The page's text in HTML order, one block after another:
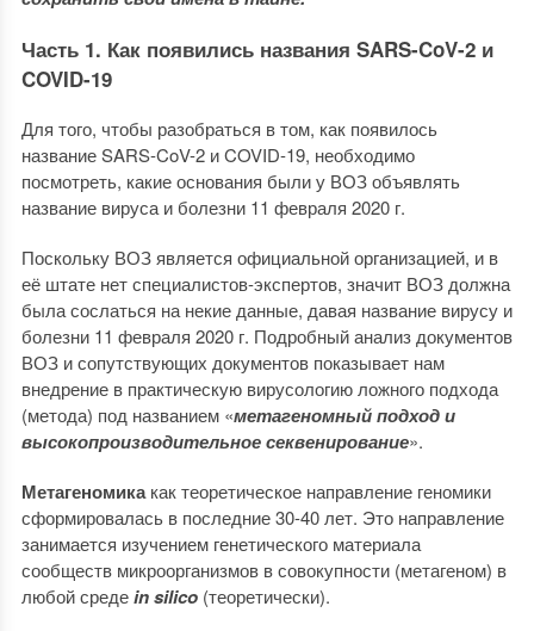
Часть 1. Как появились названия SARS-CoV-2 и
COVID-19
Для того, чтобы разобраться в том, как появилось
название SARS-CoV-2 и COVID-19, необходимо
посмотреть, какие основания были у ВОЗ объявлять
название вируса и болезни 11 февраля 2020 г.
Поскольку ВОЗ является официальной организацией, и в
её штате нет специалистов-экспертов, значит ВОЗ должна
была сослаться на некие данные, давая название вирусу и
болезни 11 февраля 2020 г. Подробный анализ документов
ВОЗ и сопутствующих документов показывает нам
внедрение в практическую вирусологию ложного подхода
(метода) под названием «метагеномный подход и
высокопроизводительное секвенирование».
Метагеномикакак теоретическое направление геномики
сформировалась в последние 30-40 лет. Это направление
занимается изучением генетического материала
сообществ микроорганизмов в совокупности (метагеном) в
любой средеin silico(теоретически).